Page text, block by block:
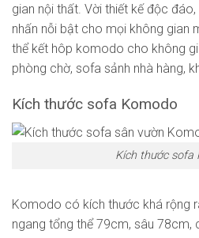
gian nội thất. Vời thiết kế độc
nhấn nỗi bật cho mọi không gian
thể kết hôp komodo cho không
phòng chờ, sofa sảnh nhà hàng,
Kích thước sofa Komodo
Kích thước sofa
Komodo có kích thước khá rộng
ngang tổng thể 79cm, sâu